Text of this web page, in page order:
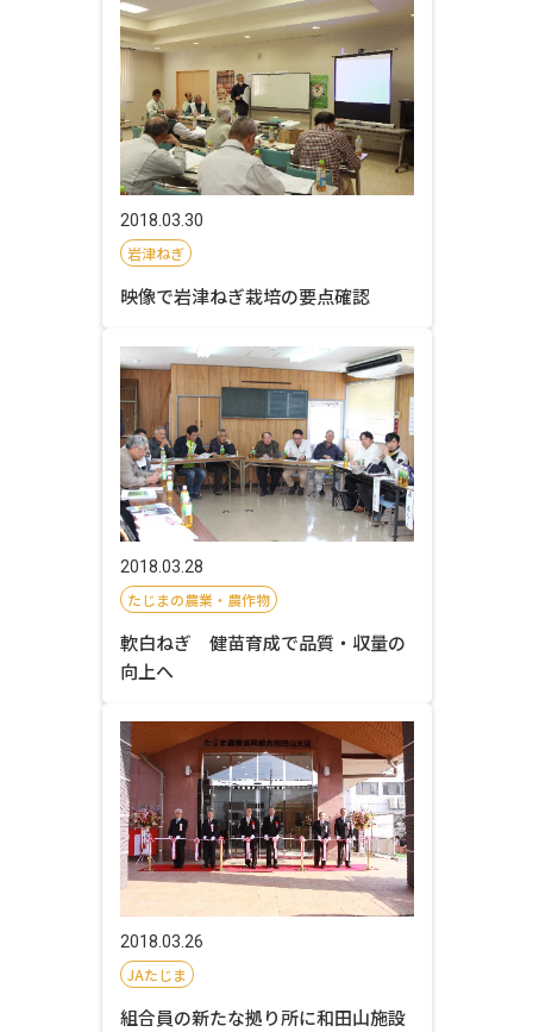
2018.03.30
岩津ねぎ
映像で岩津ねぎ栽培の要点確認
2018.03.28
たじまの農業・農作物
軟白ねぎ 健苗育成で品質・収量の
向上へ
2018.03.26
JAたじま
組合員の新たな拠り所に和田山施設